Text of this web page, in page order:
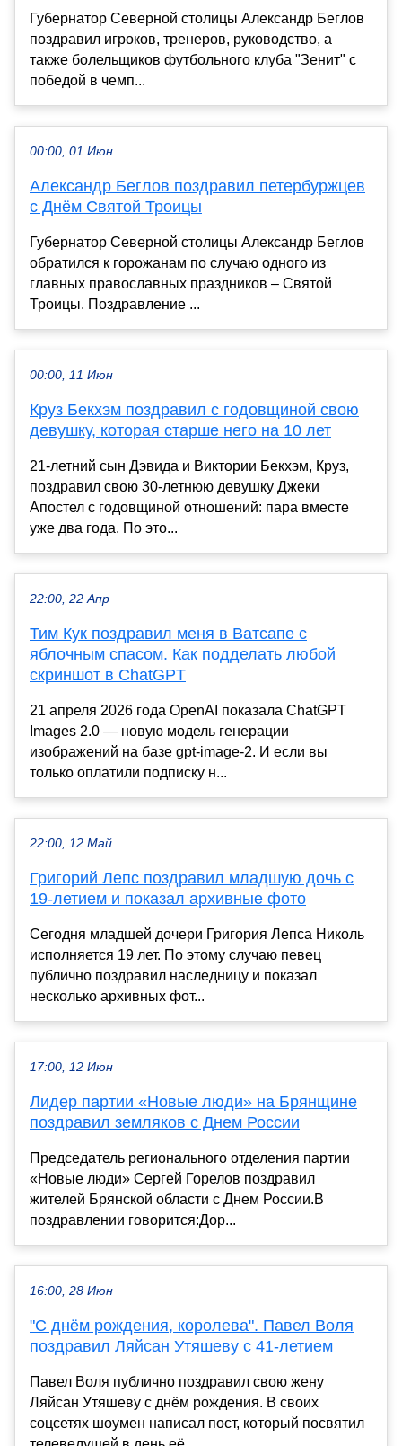
Губернатор Северной столицы Александр Беглов
поздравил игроков, тренеров, руководство, а
также болельщиков футбольного клуба "Зенит" с
победой в чемп...
00:00, 01 Июн
Александр Беглов поздравил петербуржцев
с Днём Святой Троицы
Губернатор Северной столицы Александр Беглов
обратился к горожанам по случаю одного из
главных православных праздников – Святой
Троицы. Поздравление ...
00:00, 11 Июн
Круз Бекхэм поздравил с годовщиной свою
девушку, которая старше него на 10 лет
21-летний сын Дэвида и Виктории Бекхэм, Круз,
поздравил свою 30-летнюю девушку Джеки
Апостел с годовщиной отношений: пара вместе
уже два года. По это...
22:00, 22 Апр
Тим Кук поздравил меня в Ватсапе с
яблочным спасом. Как подделать любой
скриншот в ChatGPT
21 апреля 2026 года OpenAI показала ChatGPT
Images 2.0 — новую модель генерации
изображений на базе gpt-image-2. И если вы
только оплатили подписку н...
22:00, 12 Май
Григорий Лепс поздравил младшую дочь с
19-летием и показал архивные фото
Сегодня младшей дочери Григория Лепса Николь
исполняется 19 лет. По этому случаю певец
публично поздравил наследницу и показал
несколько архивных фот...
17:00, 12 Июн
Лидер партии «Новые люди» на Брянщине
поздравил земляков с Днем России
Председатель регионального отделения партии
«Новые люди» Сергей Горелов поздравил
жителей Брянской области с Днем России.В
поздравлении говорится:Дор...
16:00, 28 Июн
"С днём рождения, королева". Павел Воля
поздравил Ляйсан Утяшеву с 41-летием
Павел Воля публично поздравил свою жену
Ляйсан Утяшеву с днём рождения. В своих
соцсетях шоумен написал пост, который посвятил